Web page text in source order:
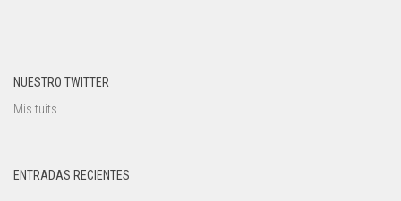
NUESTRO TWITTER
Mis tuits
ENTRADAS RECIENTES